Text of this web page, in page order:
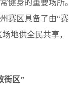
健身的重要场所。
赛区具备了由“赛
地供全民共享，
街区”